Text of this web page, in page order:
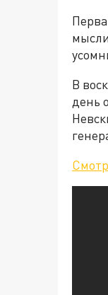
В
день